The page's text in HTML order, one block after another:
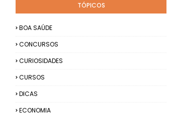
TÓPICOS
BOA SAÚDE
CONCURSOS
CURIOSIDADES
CURSOS
DICAS
ECONOMIA